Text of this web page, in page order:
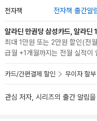
전자책 전자책 출간알
알라딘 만권당 삼성카드, 알라딘
최대 1만원 또는 2만원 할인(전
급월 +1개월까지는 전월 실적이
카드/간편결제 할인 무이자 할부
관심 저자, 시리즈의 출간 알림